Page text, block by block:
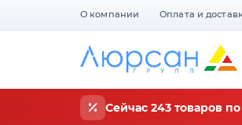
О компании Оплата и
Сейчас 243 товаров